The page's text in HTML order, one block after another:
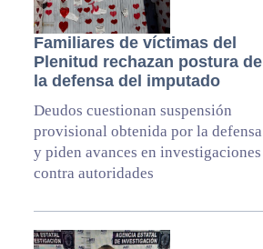
Familiares de víctimas del
Plenitud rechazan postura de
la defensa del imputado
Deudos cuestionan suspensión
provisional obtenida por la defensa
y piden avances en investigaciones
contra autoridades